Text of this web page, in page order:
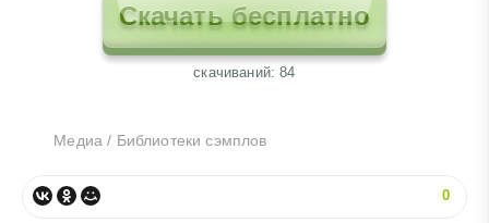
Скачать бесплатно
cкачиваний: 84
Медиа / Библиотеки сэмплов
0